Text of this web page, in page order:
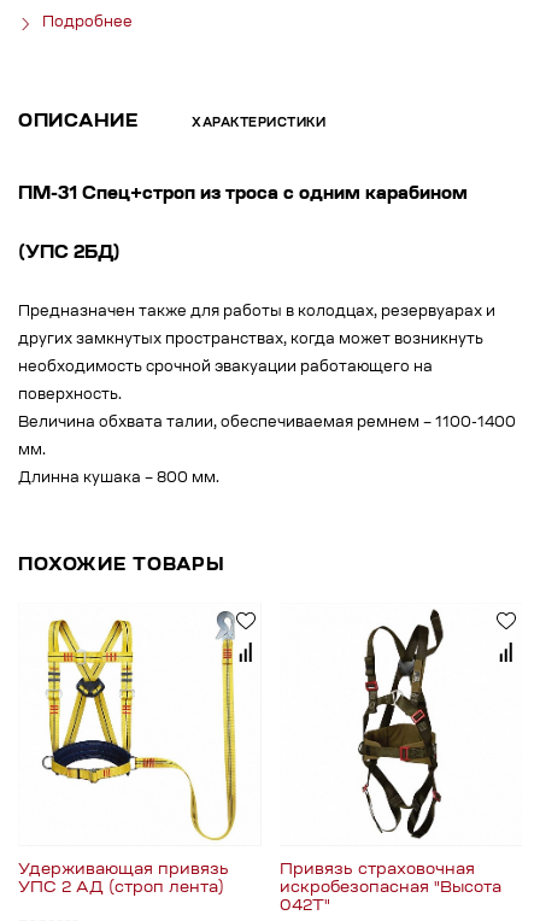
Подробнее
ОПИСАНИЕ ХАРАКТЕРИСТИКИ
ПМ-31 Спец+строп из троса c одним карабином
(УПС 2БД)
Предназначен также для работы в колодцах, резервуарах и
других замкнутых пространствах, когда может возникнуть
необходимость срочной эвакуации работающего на
поверхность.
Величина обхвата талии, обеспечиваемая ремнем – 1100-1400
мм.
Длинна кушака – 800 мм.
ПОХОЖИЕ ТОВАРЫ
Удерживающая привязь
УПС 2 АД (строп лента)
Привязь страховочная
искробезопасная "Высота
042Т"